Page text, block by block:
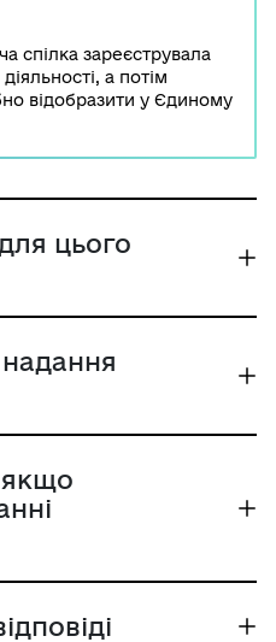
спілка зареєструвала
а потім
відобразити у Єдиному
осіб, фізичних осіб
цього
надання
якщо